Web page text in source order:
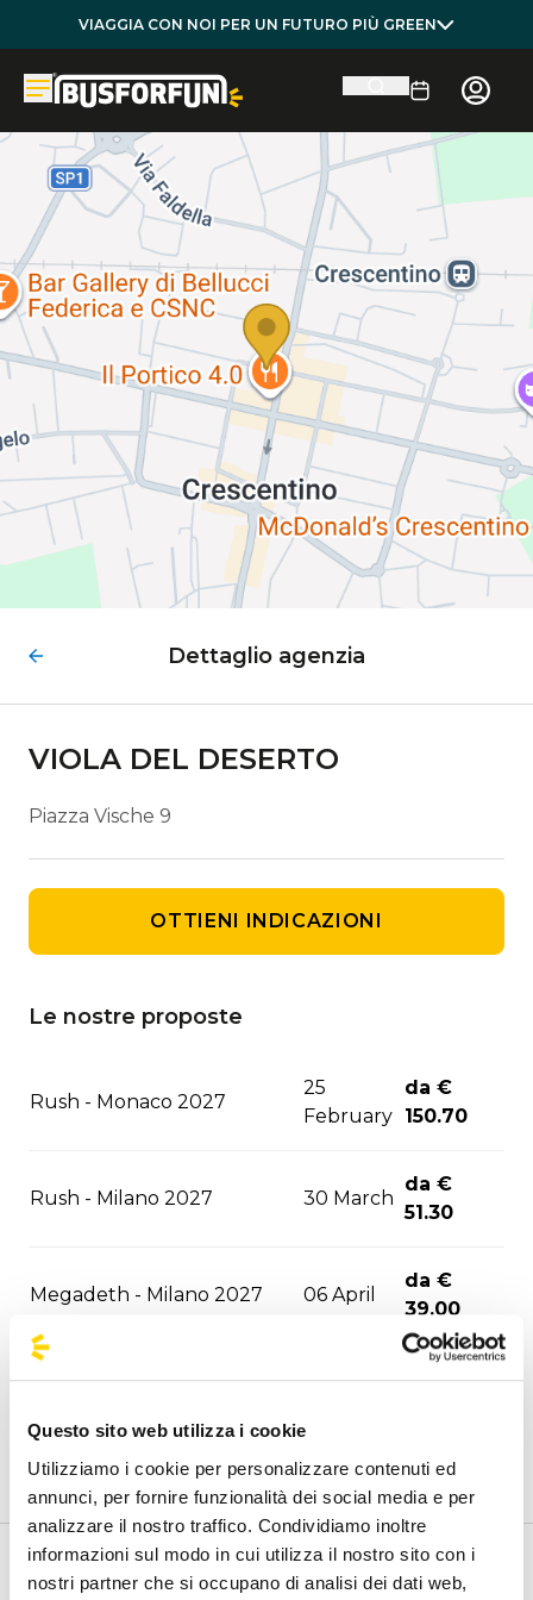
Questo sito web utilizza i cookie
Utilizziamo i cookie per personalizzare contenuti ed
annunci, per fornire funzionalità dei social media e per
analizzare il nostro traffico. Condividiamo inoltre
informazioni sul modo in cui utilizza il nostro sito con i
nostri partner che si occupano di analisi dei dati web,
VIAGGIA CON NOI PER UN FUTURO PIÙ GREEN
Dettaglio agenzia
VIOLA DEL DESERTO
Piazza Vische 9
OTTIENI INDICAZIONI
Le nostre proposte
Rush - Monaco 2027
25
February
da €
150.70
Rush - Milano 2027 30 March
da €
51.30
Megadeth - Milano 2027 06 April
da €
39.00
30 Seconds To Mars - Milano
da €
Olivia Rodrigo - Milano 2027 27 April
da €
46.80
Elodie - Milano 2027 13 May
Benvenuto nella pagina delle agenzie ufficiali di